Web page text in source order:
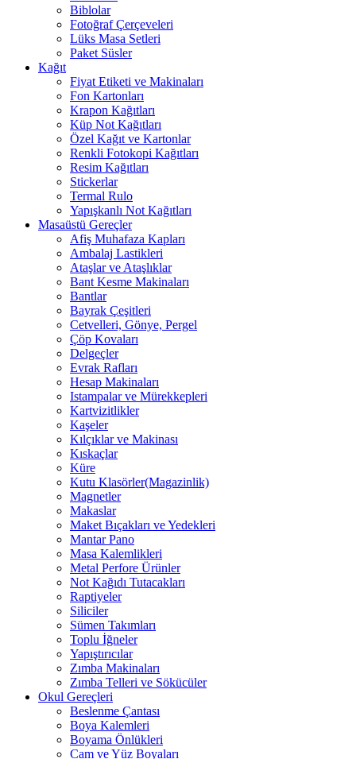
Biblolar
Fotoğraf Çerçeveleri
Lüks Masa Setleri
Paket Süsler
Kağıt
Fiyat Etiketi ve Makinaları
Fon Kartonları
Krapon Kağıtları
Küp Not Kağıtları
Özel Kağıt ve Kartonlar
Renkli Fotokopi Kağıtları
Resim Kağıtları
Stickerlar
Termal Rulo
Yapışkanlı Not Kağıtları
Masaüstü Gereçler
Afiş Muhafaza Kapları
Ambalaj Lastikleri
Ataşlar ve Ataşlıklar
Bant Kesme Makinaları
Bantlar
Bayrak Çeşitleri
Cetvelleri, Gönye, Pergel
Çöp Kovaları
Delgeçler
Evrak Rafları
Hesap Makinaları
Istampalar ve Mürekkepleri
Kartvizitlikler
Kaşeler
Kılçıklar ve Makinası
Kıskaçlar
Küre
Kutu Klasörler(Magazinlik)
Magnetler
Makaslar
Maket Bıçakları ve Yedekleri
Mantar Pano
Masa Kalemlikleri
Metal Perfore Ürünler
Not Kağıdı Tutacakları
Raptiyeler
Siliciler
Sümen Takımları
Toplu İğneler
Yapıştırıcılar
Zımba Makinaları
Zımba Telleri ve Sökücüler
Okul Gereçleri
Beslenme Çantası
Boya Kalemleri
Boyama Önlükleri
Cam ve Yüz Boyaları